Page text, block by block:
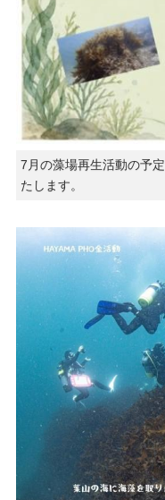
7月の藻場再生活動の予
たします。